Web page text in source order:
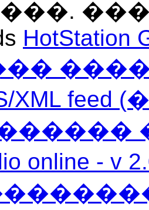
HotStation
XML